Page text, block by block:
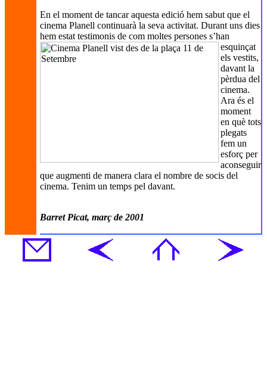
En el moment de tancar aquesta edició hem sabut que el
cinema Planell continuarà la seva activitat. Durant uns dies
hem estat testimonis de com moltes persones s’han
esquinçat
els vestits,
davant la
pèrdua del
cinema.
Ara és el
moment
en què tots
plegats
fem un
esforç per
aconseguir
que augmenti de manera clara el nombre de socis del
cinema. Tenim un temps pel davant.
Barret Picat, març de 2001